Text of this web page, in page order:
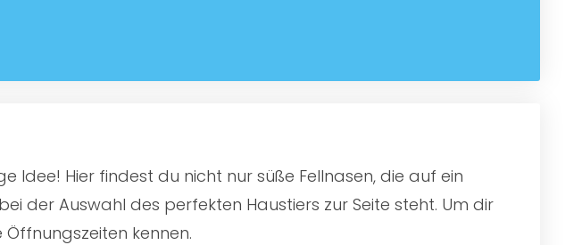
Idee! Hier findest du nicht nur süße Fellnasen, die auf ein
der Auswahl des perfekten Haustiers zur Seite steht. Um dir
kennen.